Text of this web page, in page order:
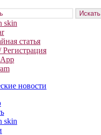
Искать
skin
статья
Регистрация
skin